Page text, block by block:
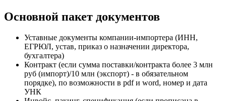
Основной пакет документов
Уставные документы компании-импортера (ИНН,
ЕГРЮЛ, устав, приказ о назначении директора,
бухгалтера)
Контракт (если сумма поставки/контракта более 3 млн
руб (импорт)/10 млн (экспорт) - в обязательном
порядке), по возможности в pdf и word, номер и дата
УНК